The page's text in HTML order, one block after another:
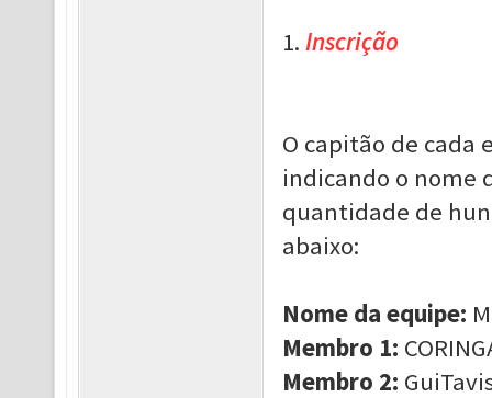
1. Inscrição
O capitão de cada
indicando o nome
quantidade de
abaixo:
Nome da equipe:
Membro 1:
Membro 2: